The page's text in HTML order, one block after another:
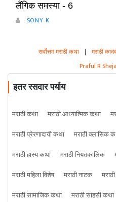
लैंगिक समस्या - 6
SONY K
सर्वोत्तम मराठी कथा | मराठी
Praful R
इतर रसदार पर्याय
मराठी कथा मराठी आध्यात्मिक कथा
मराठी प्रेरणादायी कथा
मराठी क्लासिक
मराठी हास्य कथा
मराठी नियतकालिक
मराठी महिला विशेष
मराठी नाटक
मराठी सामाजिक कथा
मराठी साहसी कथा